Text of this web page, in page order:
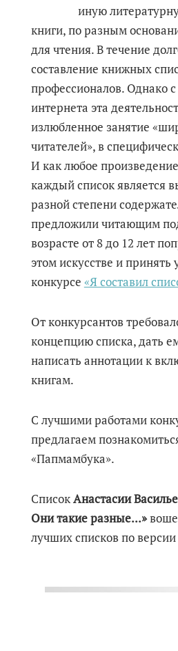
иную
книги, по разным
для чтения. В течение
составление книжных
профессионалов. Однако
интернета эта
излюбленное занятие
читателей», в
И как любое
каждый список является
разной степени
предложили читающим
возрасте от 8 до 12 лет
этом искусстве и принять
конкурсе «Я составил
От конкурсантов
концепцию списка, дать
написать аннотации к
книгам.
С лучшими работами
предлагаем
«Папмамбука».
СписокАнастасии
Они такие разные...»
лучших списков по